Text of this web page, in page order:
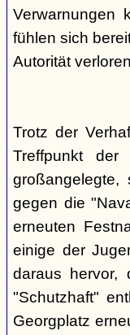
Verwarnungen
fühlen sich
Autorität
Trotz der
Treffpunkt
großangelegte,
gegen die
erneuten
einige der
daraus hervor,
"Schutzhaft"
Georgplatz